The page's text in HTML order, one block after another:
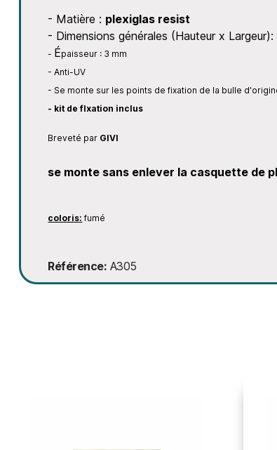
- Matière : plexiglas resist
- Dimensions générales (Hauteur x Largeur):
- Épaisseur : 3 mm
- Anti-UV
- Se monte sur les points de fixation de la bulle
- kit de fIxation inclus
Breveté par GIVI
se monte sans enlever la casquette de
coloris: fumé
Référence A305